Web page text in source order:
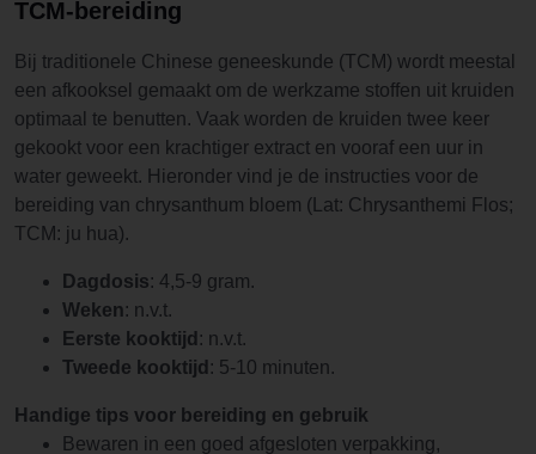
TCM-bereiding
Bij traditionele Chinese geneeskunde (TCM) wordt meestal
een afkooksel gemaakt om de werkzame stoffen uit kruiden
optimaal te benutten. Vaak worden de kruiden twee keer
gekookt voor een krachtiger extract en vooraf een uur in
water geweekt. Hieronder vind je de instructies voor de
bereiding van chrysanthum bloem (Lat: Chrysanthemi Flos;
TCM: ju hua).
Dagdosis: 4,5-9 gram.
Weken: n.v.t.
Eerste kooktijd : n.v.t.
Tweede kooktijd : 5-10 minuten.
Handige tips voor bereiding en gebruik
Bewaren in een goed afgesloten verpakking,